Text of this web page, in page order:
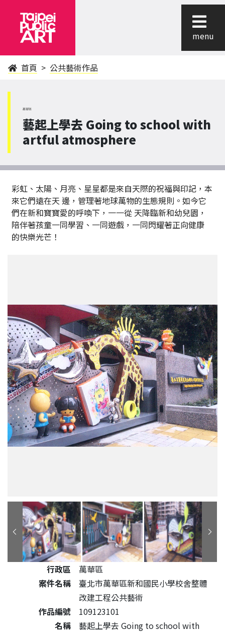
menu
首頁 公共藝術作品
萬華區
藝起上學去 Going to school with
artful atmosphere
彩虹、太陽、月亮、星星都是來自天際的祝福與印記，本
來它們遠在天 邊，管理著地球萬物的生態規則。如今它
們在新和寶寶愛的呼喚下，一一從 天降臨新和幼兒園，
陪伴著孩童一同學習、一同遊戲，一同閃耀著正向健康
的快樂光芒！
公共藝術作品詳細資料
行政區
萬華區
案件名稱
臺北市萬華區新和國民小學校舍整體
改建工程公共藝術
作品編號
109123101
名稱
藝起上學去 Going to school with